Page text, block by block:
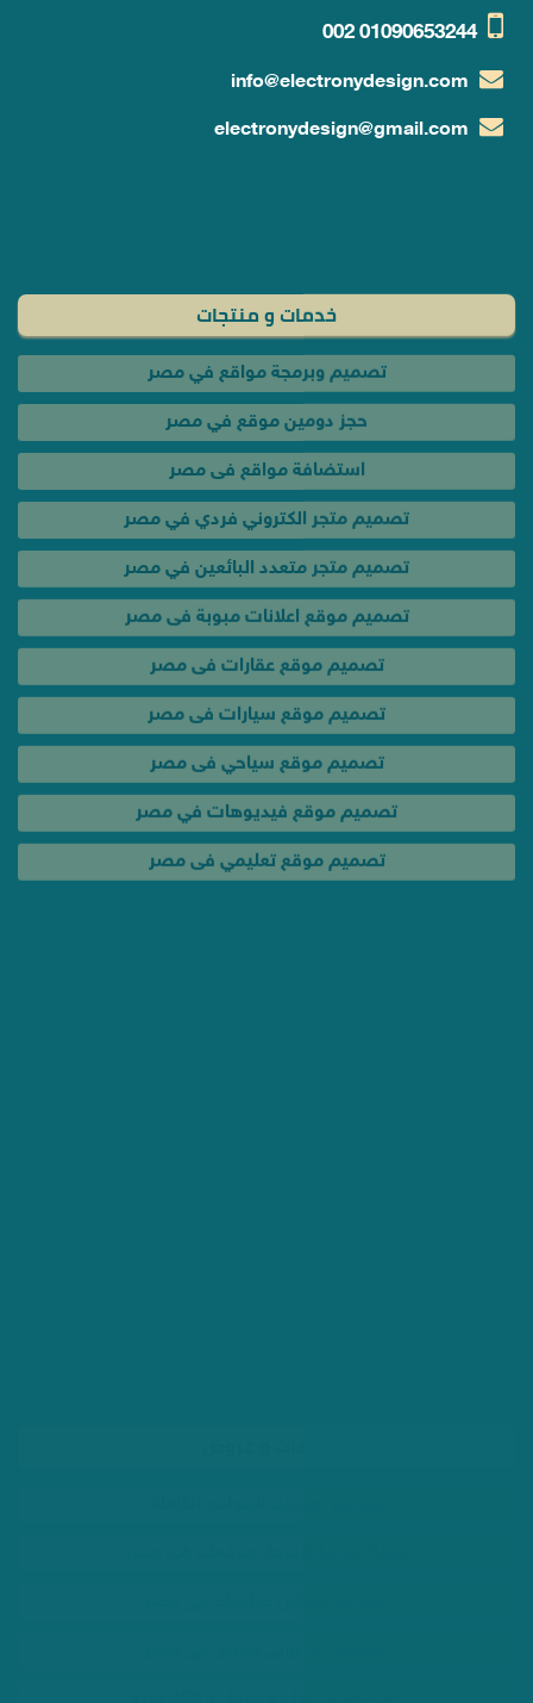
01090653244
002
info@electronydesign.com
electronydesign@gmail.com
تصميم وبرمجة مواقع في مصر
حجز دومين موقع في مصر
استضافة مواقع فى مصر
تصميم متجر الكتروني فردي في مصر
تصميم متجر متعدد البائعين في مصر
تصميم موقع اعلانات مبوبة فى مصر
تصميم موقع عقارات فى مصر
تصميم موقع سيارات فى مصر
تصميم موقع سياحي فى مصر
تصميم موقع فيديوهات في مصر
تصميم موقع تعليمي فى مصر